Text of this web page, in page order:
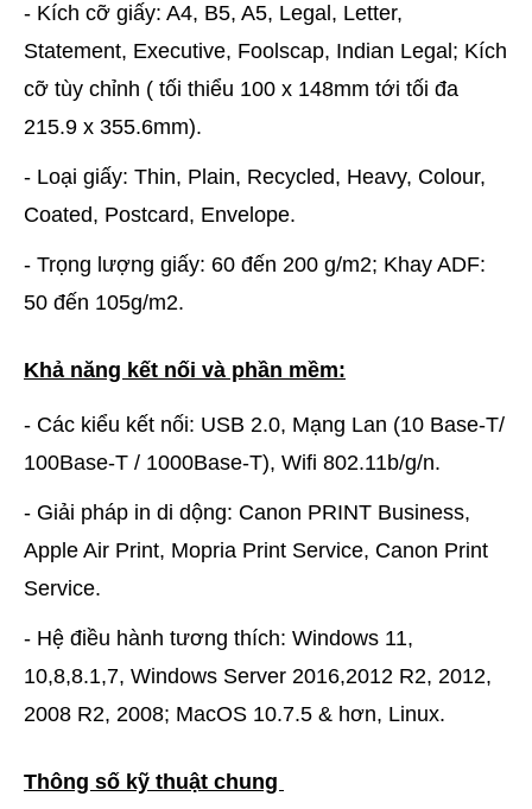
- Kích cỡ giấy: A4, B5, A5, Legal, Letter,
Statement, Executive, Foolscap, Indian Legal; Kích
cỡ tùy chỉnh ( tối thiểu 100 x 148mm tới tối đa
215.9 x 355.6mm).
- Loại giấy: Thin, Plain, Recycled, Heavy, Colour,
Coated, Postcard, Envelope.
- Trọng lượng giấy: 60 đến 200 g/m2; Khay ADF:
50 đến 105g/m2.
Khả năng kết nối và phần mềm:
- Các kiểu kết nối: USB 2.0, Mạng Lan (10 Base-T/
100Base-T / 1000Base-T), Wifi 802.11b/g/n.
- Giải pháp in di dộng: Canon PRINT Business,
Apple Air Print, Mopria Print Service, Canon Print
Service.
- Hệ điều hành tương thích: Windows 11,
10,8,8.1,7, Windows Server 2016,2012 R2, 2012,
2008 R2, 2008; MacOS 10.7.5 & hơn, Linux.
Thông số kỹ thuật chung